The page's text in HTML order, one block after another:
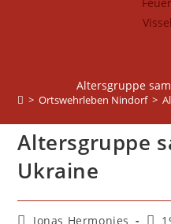
Altersgruppe
> Ortswehrleben Nindorf >
Altersgruppe
Ukraine
Beitrags-
Jonas Hermonies